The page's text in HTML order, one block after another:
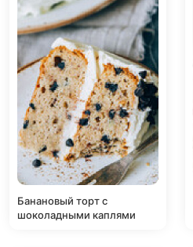
Банановый торт с
шоколадными каплями